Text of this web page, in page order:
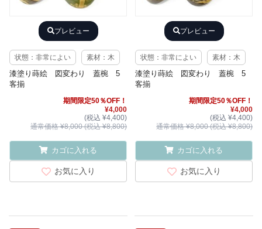
プレビュー
状態：非常によい 素材：木
漆塗り蒔絵 図変わり 蓋椀 5
客揃
期間限定50％OFF！
¥4,000
(税込 ¥4,400)
通常価格 ¥8,000 (税込 ¥8,800)
カゴに入れる
お気に入り
プレビュー
状態：非常によい 素材：木
漆塗り蒔絵 図変わり 蓋椀 5
客揃
期間限定50％OFF！
¥4,000
(税込 ¥4,400)
通常価格 ¥8,000 (税込 ¥8,800)
カゴに入れる
お気に入り